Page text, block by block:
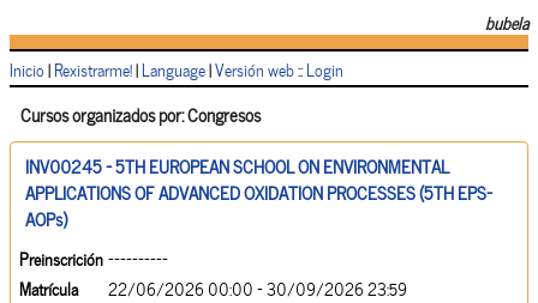
bubela
Inicio|Rexistrarme!|Language|Versión web::Login
Cursos organizados por: Congresos
INV00245 - 5TH EUROPEAN SCHOOL ON ENVIRONMENTAL
APPLICATIONS OF ADVANCED OXIDATION PROCESSES (5TH EPS-
AOPs)
Preinscrición ----------
Matrícula
22/06/2026 00:00 - 30/09/2026 23:59